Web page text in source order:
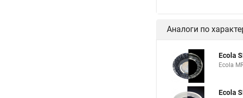
Аналоги по
Ecola
Ecola
Ecola